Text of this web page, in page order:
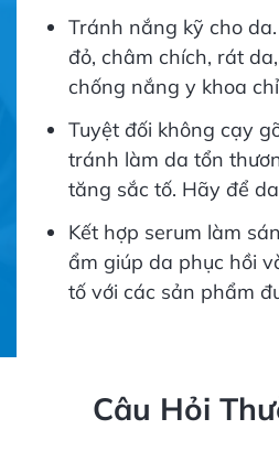
Tránh nắng kỹ cho
đỏ, châm chích, rát
chống nắng y khoa
Tuyệt đối không cạy
tránh làm da tổn
tăng sắc tố. Hãy để
Kết hợp serum làm
ẩm giúp da phục hồi
tố với các sản phẩm
Câu Hỏi